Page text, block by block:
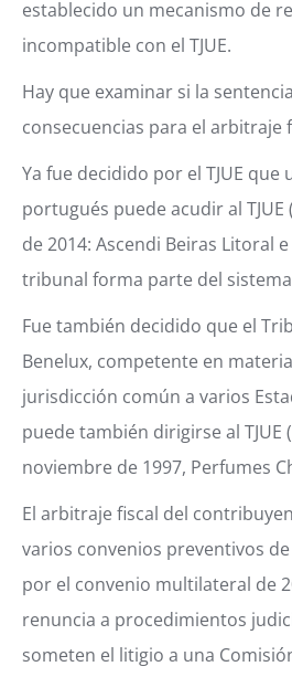
establecido un mecanismo de
incompatible con el TJUE.
Hay que examinar si la
consecuencias para el arbitraje
Ya fue decidido por el TJUE
portugués puede acudir al TJUE
de 2014: Ascendi Beiras Litoral
tribunal forma parte del
Fue también decidido que el
Benelux, competente en
jurisdicción común a varios
puede también dirigirse al TJUE
noviembre de 1997, Perfumes
El arbitraje fiscal del
varios convenios preventivos
por el convenio multilateral de
renuncia a procedimientos
someten el litigio a una